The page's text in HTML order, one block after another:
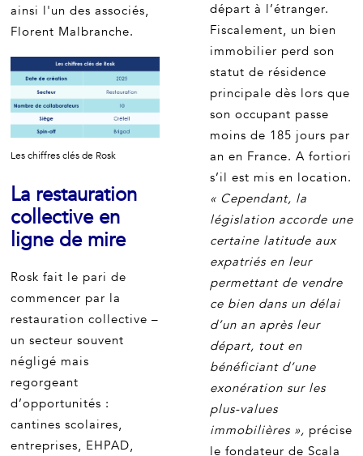
ainsi l'un des associés,
Florent Malbranche.
Les chiffres clés de Rosk
La restauration
collective en
ligne de mire
Rosk fait le pari de
commencer par la
restauration collective –
un secteur souvent
négligé mais
regorgeant
d’opportunités :
cantines scolaires,
entreprises, EHPAD,
départ à l’étranger.
Fiscalement, un bien
immobilier perd son
statut de résidence
principale dès lors que
son occupant passe
moins de 185 jours par
an en France. A fortiori
s’il est mis en location.
« Cependant, la
législation accorde une
certaine latitude aux
expatriés en leur
permettant de vendre
ce bien dans un délai
d’un an après leur
départ, tout en
bénéficiant d’une
exonération sur les
plus-values
immobilières », précise
le fondateur de Scala